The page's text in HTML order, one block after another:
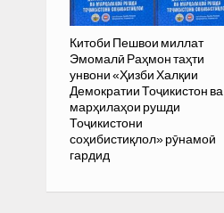
Китоби Пешвои миллат
Эмомалӣ Раҳмон таҳти
унвони «Ҳизби Халқии
Демократии Тоҷикистон ва
марҳилаҳои рушди
Тоҷикистони
соҳибистиқлол» рӯнамоӣ
гардид